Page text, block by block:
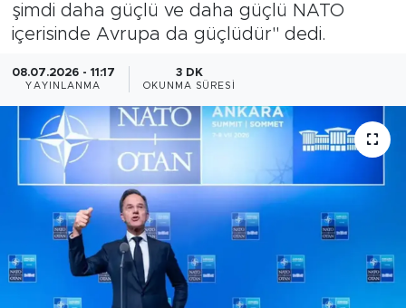
şimdi daha güçlü ve daha güçlü NATO
içerisinde Avrupa da güçlüdür" dedi.
08.07.2026 - 11:17
YAYINLANMA
3 DK
OKUNMA SÜRESI
Sağlık
Turizm